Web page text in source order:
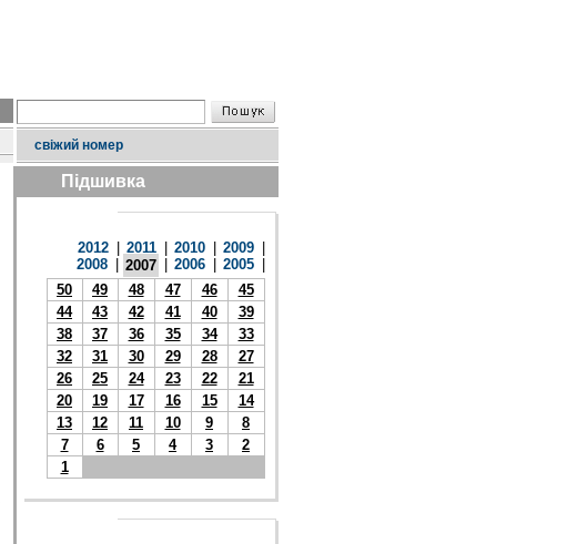
свіжий номер
Підшивка
2012 2011 2010 2009
2008
2007 2006 2005
50
49 48 47 46
45
44
43 42 41 40
39
38
37 36 35 34
33
32
31 30 29 28
27
26
25 24 23 22
21
20
19 17 16 15
14
13
12 11 10 9
8
7
6 5 4 3
2
1